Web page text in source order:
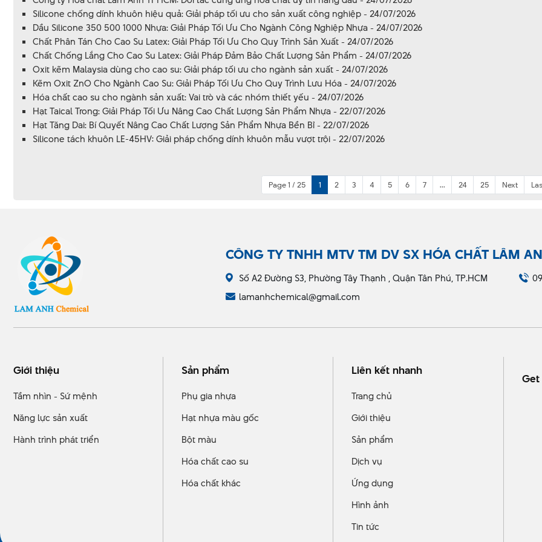
Silicone chống dính khuôn hiệu quả: Giải pháp tối ưu cho sản xuất công nghiệp - 24/07/2026
Dầu Silicone 350 500 1000 Nhựa: Giải Pháp Tối Ưu Cho Ngành Công Nghiệp Nhựa - 24/07/2026
Chất Phân Tán Cho Cao Su Latex: Giải Pháp Tối Ưu Cho Quy Trình Sản Xuất - 24/07/2026
Chất Chống Lắng Cho Cao Su Latex: Giải Pháp Đảm Bảo Chất Lượng Sản Phẩm - 24/07/2026
Oxit kẽm Malaysia dùng cho cao su: Giải pháp tối ưu cho ngành sản xuất - 24/07/2026
Kẽm Oxit ZnO Cho Ngành Cao Su: Giải Pháp Tối Ưu Cho Quy Trình Lưu Hóa - 24/07/2026
Hóa chất cao su cho ngành sản xuất: Vai trò và các nhóm thiết yếu - 24/07/2026
Hạt Taical Trong: Giải Pháp Tối Ưu Nâng Cao Chất Lượng Sản Phẩm Nhựa - 22/07/2026
Hạt Tăng Dai: Bí Quyết Nâng Cao Chất Lượng Sản Phẩm Nhựa Bền Bỉ - 22/07/2026
Silicone tách khuôn LE-45HV: Giải pháp chống dính khuôn mẫu vượt trội - 22/07/2026
Page 1 / 25 1 2 3 4 5 6 7 ... 24 25 Next
CÔNG TY TNHH MTV TM DV SX HÓA CHẤT LÂM
Số A2 Đường S3, Phường Tây Thạnh , Quận Tân Phú, TP.HCM
lamanhchemical@gmail.com
Giới thiệu
Tầm nhìn - Sứ mệnh
Năng lực sản xuất
Hành trình phát triển
Sản phẩm
Phụ gia nhựa
Hạt nhựa màu gốc
Bột màu
Hóa chất cao su
Hóa chất khác
Liên kết nhanh
Trang chủ
Giới thiệu
Sản phẩm
Dịch vụ
Ứng dụng
Hình ảnh
Tin tức